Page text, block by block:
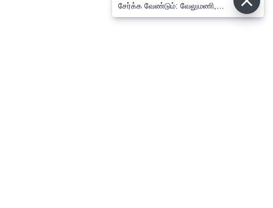
சேர்க்க வேண்டும்: வேலுமணி,
விஸ்வநாதன் மீண்டும் போர்க்கொடி